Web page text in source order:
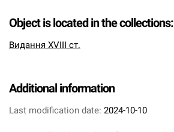
Object is located in the collections:
Видання XVIII ст.
Additional information
Last modification date: 2024-10-10